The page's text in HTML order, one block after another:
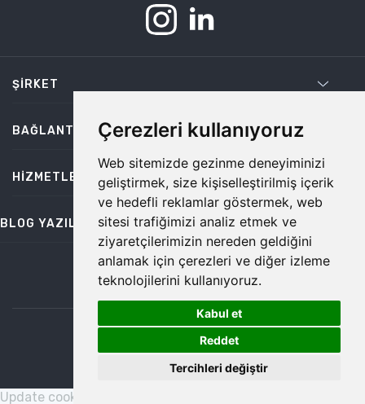
Çerezleri kullanıyoruz
Web sitemizde gezinme deneyiminizi
geliştirmek, size kişiselleştirilmiş içerik
ve hedefli reklamlar göstermek, web
sitesi trafiğimizi analiz etmek ve
ziyaretçilerimizin nereden geldiğini
anlamak için çerezleri ve diğer izleme
teknolojilerini kullanıyoruz.
Kabul et
Reddet
Tercihleri değiştir
ŞIRKET
BAĞLANTILAR
HIZMETLER
BLOG YAZILARI
bilgi@temiz.co
©2026 Temiz, Her Hakkı Saklıdır.
Update cookies preferences